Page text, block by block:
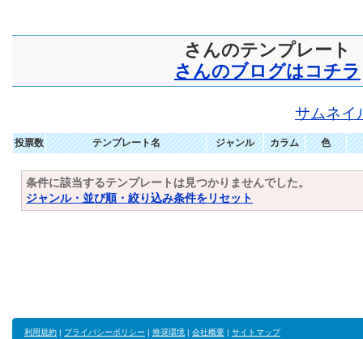
さんのテンプレート
さんのブログはコチラ
サムネイ
投票数 テンプレート名 ジャンル カラム 色
条件に該当するテンプレートは見つかりませんでした。
ジャンル・並び順・絞り込み条件をリセット
利用規約 | プライバシーポリシー | 推奨環境 | 会社概要 | サイトマップ